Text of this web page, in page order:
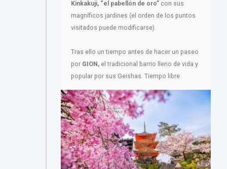
Kinkakuji, “el pabellón de oro” con sus
magníficos jardines (el orden de los puntos
visitados puede modificarse).
Tras ello un tiempo antes de hacer un paseo
por GION, el tradicional barrio lleno de vida y
popular por sus Geishas. Tiempo libre.